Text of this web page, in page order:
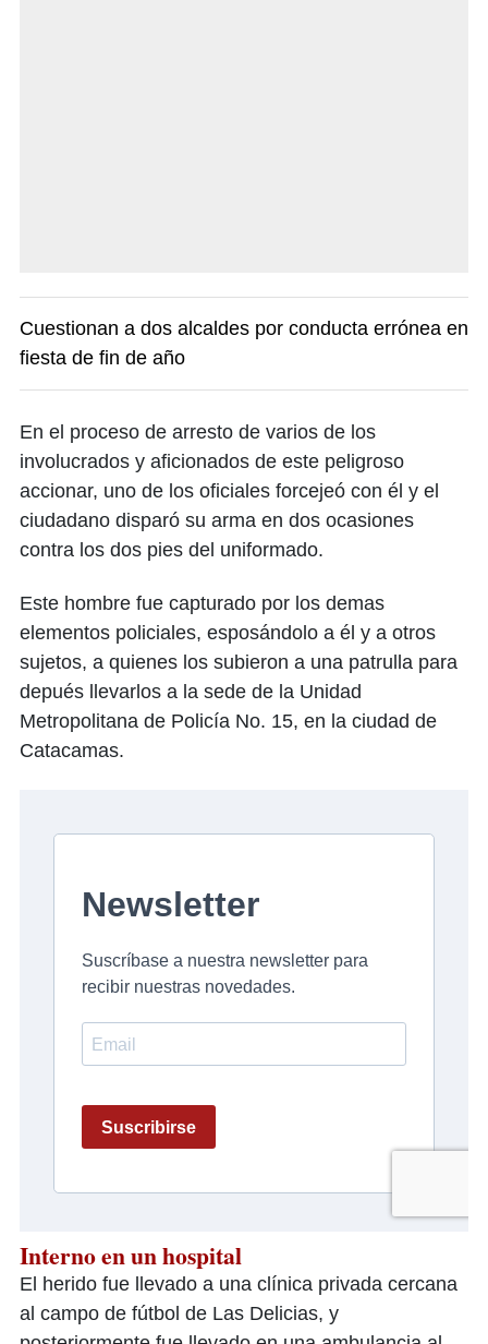
Cuestionan a dos alcaldes por conducta errónea en
fiesta de fin de año
En el proceso de arresto de varios de los
involucrados y aficionados de este peligroso
accionar, uno de los oficiales forcejeó con él y el
ciudadano disparó su arma en dos ocasiones
contra los dos pies del uniformado.
Este hombre fue capturado por los demas
elementos policiales, esposándolo a él y a otros
sujetos, a quienes los subieron a una patrulla para
depués llevarlos a la sede de la Unidad
Metropolitana de Policía No. 15, en la ciudad de
Catacamas.
Interno en un hospital
El herido fue llevado a una clínica privada cercana
al campo de fútbol de Las Delicias, y